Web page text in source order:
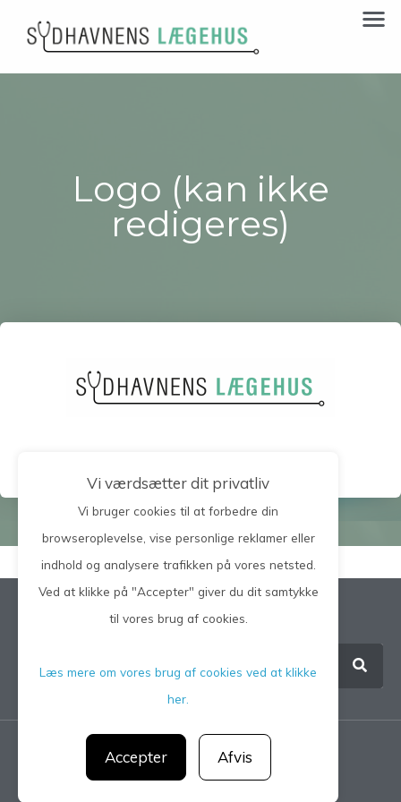
Logo (kan ikke
redigeres)
Søg på hele siden
Privatlivspolitik
CGM 2021 ©​ | All Rights Reserved
Vi værdsætter dit privatliv
Vi bruger cookies til at forbedre din
browseroplevelse, vise personlige reklamer eller
indhold og analysere trafikken på vores netsted.
Ved at klikke på "Accepter" giver du dit samtykke
til vores brug af cookies.
Læs mere om vores brug af cookies ved at klikke
her.
Accepter Afvis